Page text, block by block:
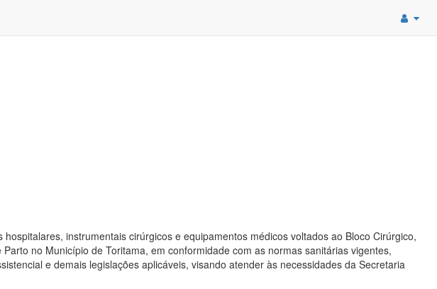
instrumentais cirúrgicos e equipamentos médicos voltados ao Bloco Cirúrgico,
no Município de Toritama, em conformidade com as normas sanitárias vigentes,
e demais legislações aplicáveis, visando atender às necessidades da Secretaria